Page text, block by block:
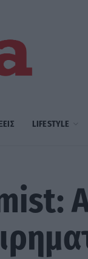
LIFESTYLE